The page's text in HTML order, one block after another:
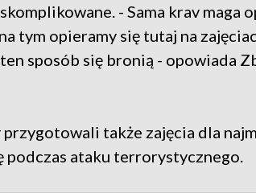
- Sama krav maga
tym opieramy się tutaj na
sposób się bronią - opowiada
także zajęcia dla
podczas ataku terrorystycznego.